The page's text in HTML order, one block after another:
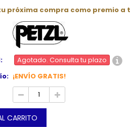
próxima compra como premio a
Agotado. Consulta tu plazo
¡ENVÍO GRATIS!
CARRITO